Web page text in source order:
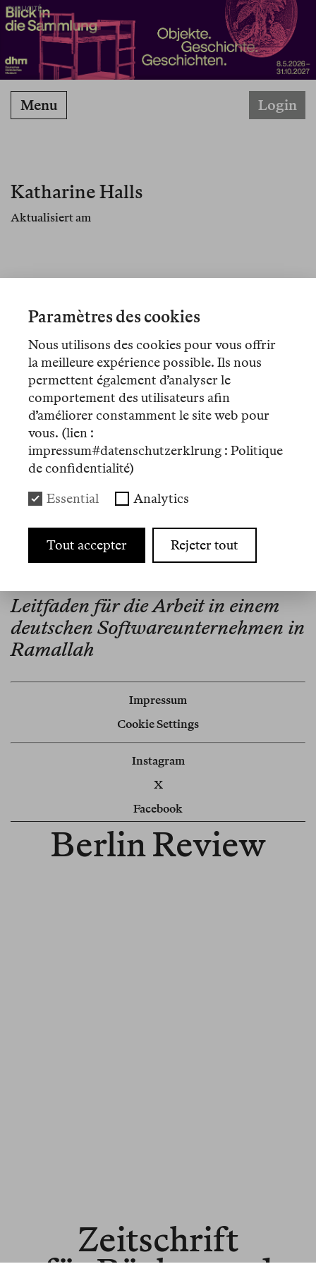
PUBLICITÉ
Menu Login
Katharine Halls
Aktualisiert am
Übersetzungen
Nº 12
Mémo
The Price of a Watermelon
Nº 8
Bücher verbrennen in Gaza
Leitfaden für die Arbeit in einem
deutschen Softwareunternehmen in
Ramallah
Impressum
Cookie Settings
Instagram
X
Facebook
Berlin Review
Zeitschrift
Paramètres des cookies
Nous utilisons des cookies pour vous offrir
la meilleure expérience possible. Ils nous
permettent également d’analyser le
comportement des utilisateurs afin
d’améliorer constamment le site web pour
vous. (lien :
impressum#datenschutzerklrung : Politique
de confidentialité)
Essential Analytics
Tout accepter Rejeter tout